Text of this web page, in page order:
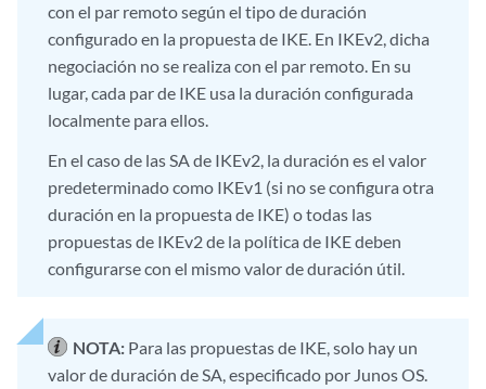
con el par remoto según el tipo de duración
configurado en la propuesta de IKE. En IKEv2, dicha
negociación no se realiza con el par remoto. En su
lugar, cada par de IKE usa la duración configurada
localmente para ellos.
En el caso de las SA de IKEv2, la duración es el valor
predeterminado como IKEv1 (si no se configura otra
duración en la propuesta de IKE) o todas las
propuestas de IKEv2 de la política de IKE deben
configurarse con el mismo valor de duración útil.
NOTA: Para las propuestas de IKE, solo hay un
valor de duración de SA, especificado por Junos OS.